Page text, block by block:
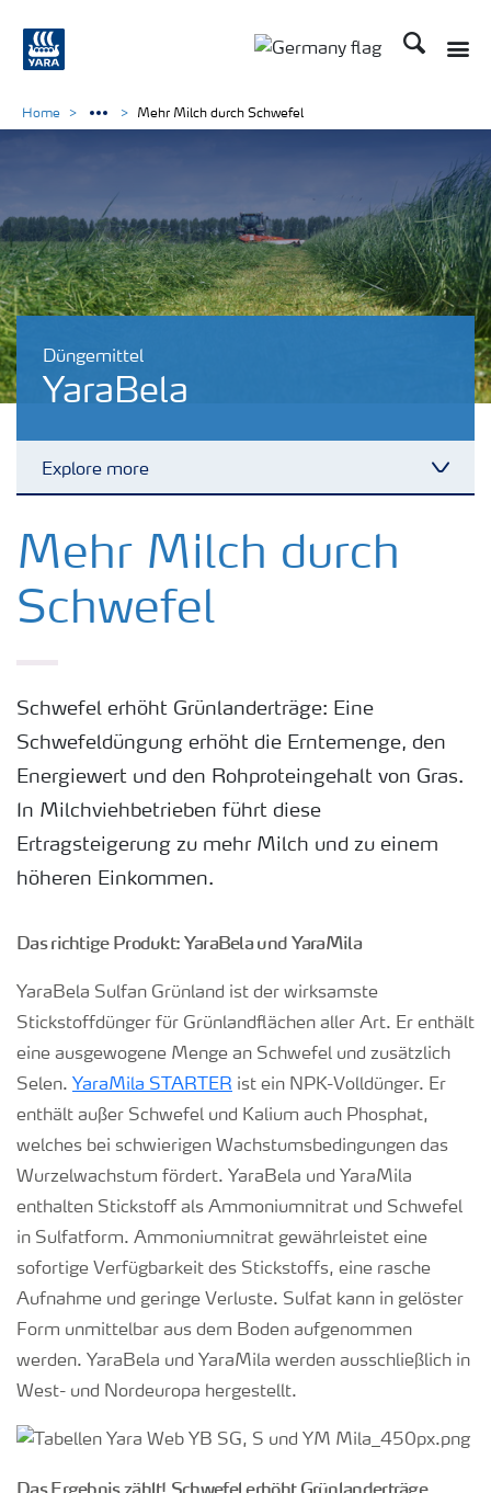
Suchen
Düngemittel
YaraBela
Explore more
Kulturen
Düngemittel
Zukunft anpacken
Düngeranwendung
Zeit zu wechseln
Medien
Home Mehr Milch durch Schwefel
Mehr Milch durch
Schwefel
Schwefel erhöht Grünlanderträge: Eine
Schwefeldüngung erhöht die Erntemenge, den
Energiewert und den Rohproteingehalt von Gras.
In Milchviehbetrieben führt diese
Ertragsteigerung zu mehr Milch und zu einem
höheren Einkommen.
Das richtige Produkt: YaraBela und YaraMila
YaraBela Sulfan Grünland ist der wirksamste
Stickstoffdünger für Grünlandflächen aller Art. Er enthält
eine ausgewogene Menge an Schwefel und zusätzlich
Selen. YaraMila STARTER ist ein NPK-Volldünger. Er
enthält außer Schwefel und Kalium auch Phosphat,
welches bei schwierigen Wachstumsbedingungen das
Wurzelwachstum fördert. YaraBela und YaraMila
enthalten Stickstoff als Ammoniumnitrat und Schwefel
in Sulfatform. Ammoniumnitrat gewährleistet eine
sofortige Verfügbarkeit des Stickstoffs, eine rasche
Aufnahme und geringe Verluste. Sulfat kann in gelöster
Form unmittelbar aus dem Boden aufgenommen
werden. YaraBela und YaraMila werden ausschließlich in
West- und Nordeuropa hergestellt.